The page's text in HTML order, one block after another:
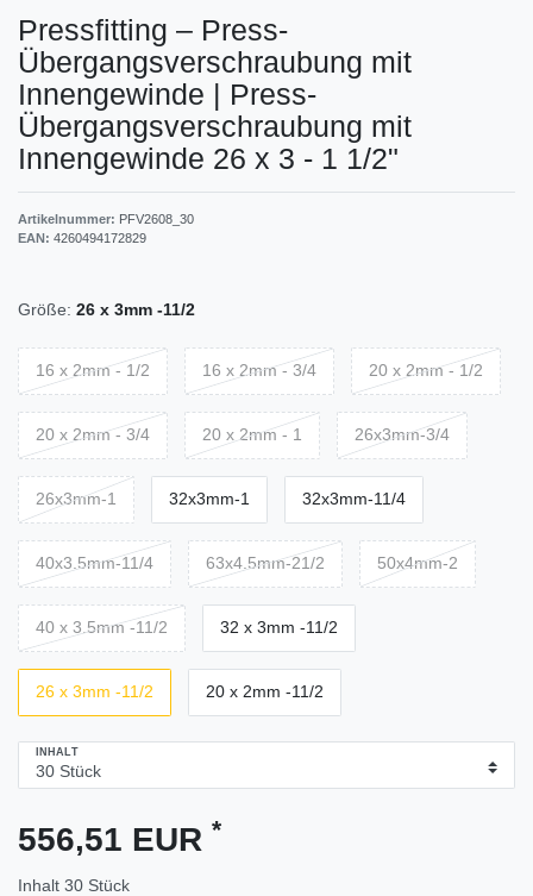
Pressfitting – Press-
Übergangsverschraubung mit
Innengewinde | Press-
Übergangsverschraubung mit
Innengewinde 26 x 3 - 1 1/2"
Artikelnummer: PFV2608_30
EAN: 4260494172829
Größe: 26 x 3mm -11/2
16 x 2mm - 1/2 16 x 2mm - 3/4 20 x 2mm - 1/2
20 x 2mm - 3/4 20 x 2mm - 1 26x3mm-3/4
26x3mm-1 32x3mm-1 32x3mm-11/4
40x3.5mm-11/4 63x4.5mm-21/2 50x4mm-2
40 x 3.5mm -11/2 32 x 3mm -11/2
26 x 3mm -11/2 20 x 2mm -11/2
INHALT
556,51 EUR *
Inhalt 30 Stück